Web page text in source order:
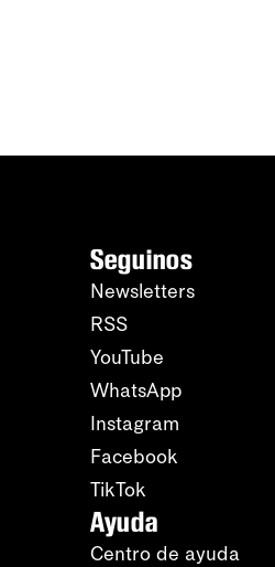
Seguinos
Newsletters
RSS
YouTube
WhatsApp
Instagram
Facebook
TikTok
Ayuda
Centro de ayuda